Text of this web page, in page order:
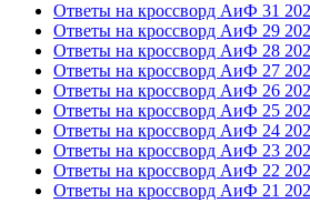
Ответы на кроссворд АиФ 31
Ответы на кроссворд АиФ 29
Ответы на кроссворд АиФ 28
Ответы на кроссворд АиФ 27
Ответы на кроссворд АиФ 26
Ответы на кроссворд АиФ 25
Ответы на кроссворд АиФ 24
Ответы на кроссворд АиФ 23
Ответы на кроссворд АиФ 22
Ответы на кроссворд АиФ 21